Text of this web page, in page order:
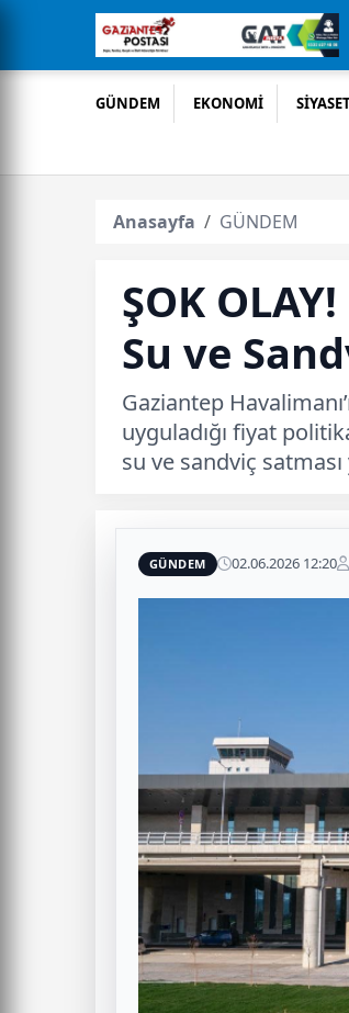
GÜNDEM EKONOMİ
Anasayfa GÜNDEM
ŞOK
Su ve
Gaziantep
uyguladığı fiyat
su ve sandviç satması
GÜNDEM 02.06.2026 12:20